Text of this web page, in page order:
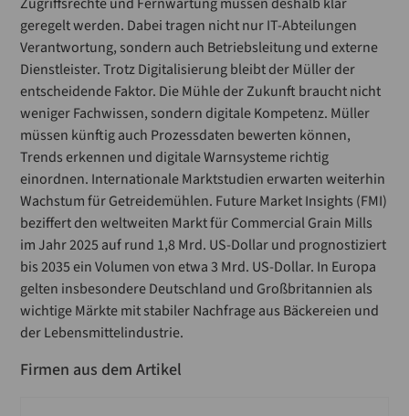
geregelt werden. Dabei tragen nicht nur IT-Abteilungen
Verantwortung, sondern auch Betriebsleitung und externe
Dienstleister. Trotz Digitalisierung bleibt der Müller der
entscheidende Faktor. Die Mühle der Zukunft braucht nicht
weniger Fachwissen, sondern digitale Kompetenz. Müller
müssen künftig auch Prozessdaten bewerten können,
Trends erkennen und digitale Warnsysteme richtig
einordnen. Internationale Marktstudien erwarten weiterhin
Wachstum für Getreidemühlen. Future Market Insights (FMI)
beziffert den weltweiten Markt für Commercial Grain Mills
im Jahr 2025 auf rund 1,8 Mrd. US-Dollar und prognostiziert
bis 2035 ein Volumen von etwa 3 Mrd. US-Dollar. In Europa
gelten insbesondere Deutschland und Großbritannien als
wichtige Märkte mit stabiler Nachfrage aus Bäckereien und
der Lebensmittelindustrie.
Firmen aus dem Artikel